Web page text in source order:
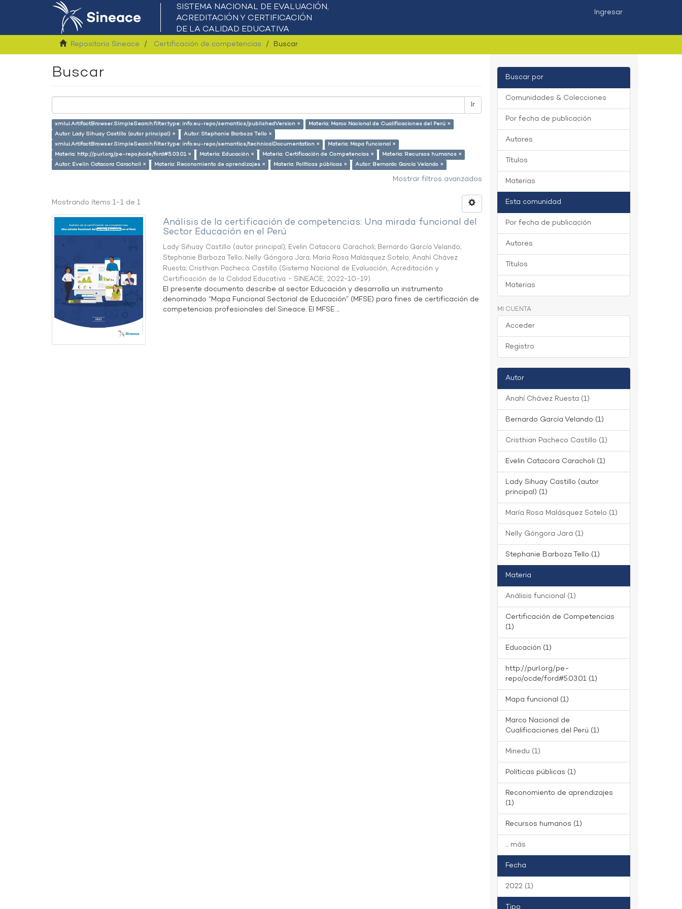
Ingresar
Repositorio Sineace Certificación de competencias Buscar
Buscar
Ir
xmlui.ArtifactBrowser.SimpleSearch.filter.type: info:eu-repo/semantics/publishedVersion ×
Materia: Marco Nacional de Cualificaciones del Perú ×
Autor: Lady Sihuay Castillo (autor principal) ×
Autor: Stephanie Barboza Tello ×
xmlui.ArtifactBrowser.SimpleSearch.filter.type: info:eu-repo/semantics/technicalDocumentation ×
Materia: Mapa funcional ×
Materia: http://purl.org/pe-repo/ocde/ford#5.03.01 ×
Materia: Educación × Materia: Certificación de Competencias ×
Materia: Recursos humanos ×
Autor: Evelin Catacora Caracholi ×
Materia: Reconomiento de aprendizajes × Materia: Políticas públicas × Autor: Bernardo García Velando ×
Mostrar filtros avanzados
Mostrando ítems 1-1 de 1
Análisis de la certificación de competencias: Una mirada funcional del
Sector Educación en el Perú
Lady Sihuay Castillo (autor principal); Evelin Catacora Caracholi; Bernardo García Velando;
Stephanie Barboza Tello; Nelly Góngora Jara; María Rosa Malásquez Sotelo;Anahí Chávez
Ruesta; Cristhian Pacheco Castillo (Sistema Nacional de Evaluación, Acreditación y
Certificación de la Calidad Educativa - SINEACE, 2022-10-19)
El presente documento describe al sector Educación y desarrolla un instrumento
denominado “Mapa Funcional Sectorial de Educación” (MFSE) para fines de certificación de
competencias profesionales del Sineace. El MFSE ...
Buscar por
Comunidades & Colecciones
Por fecha de publicación
Autores
Títulos
Materias
Esta comunidad
Por fecha de publicación
Autores
Títulos
Materias
MI CUENTA
Acceder
Registro
Autor
Anahí Chávez Ruesta (1)
Bernardo García Velando (1)
Cristhian Pacheco Castillo (1)
Evelin Catacora Caracholi (1)
Lady Sihuay Castillo (autor
principal) (1)
María Rosa Malásquez Sotelo (1)
Nelly Góngora Jara (1)
Stephanie Barboza Tello (1)
Materia
Análisis funcional (1)
Certificación de Competencias
(1)
Educación (1)
http://purl.org/pe-
repo/ocde/ford#5.03.01 (1)
Mapa funcional (1)
Marco Nacional de
Cualificaciones del Perú (1)
Minedu (1)
Políticas públicas (1)
Reconomiento de aprendizajes
(1)
Recursos humanos (1)
... más
Fecha
2022 (1)